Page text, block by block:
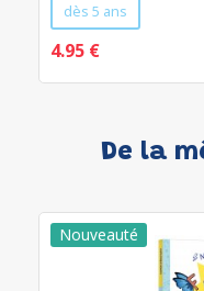
dès 5 ans
4.95 €
De la